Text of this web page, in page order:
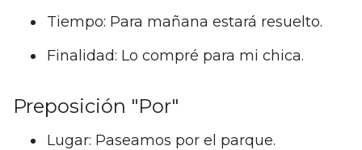
Tiempo: Para mañana estará resuelto.
Finalidad: Lo compré para mi chica.
Preposición "Por"
Lugar: Paseamos por el parque.